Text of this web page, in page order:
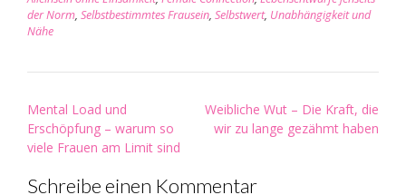
der Norm, Selbstbestimmtes Frausein, Selbstwert, Unabhängigkeit und
Nähe
Post
navigation
Mental Load und
Erschöpfung – warum so
viele Frauen am Limit sind
Weibliche Wut – Die Kraft, die
wir zu lange gezähmt haben
Schreibe einen Kommentar